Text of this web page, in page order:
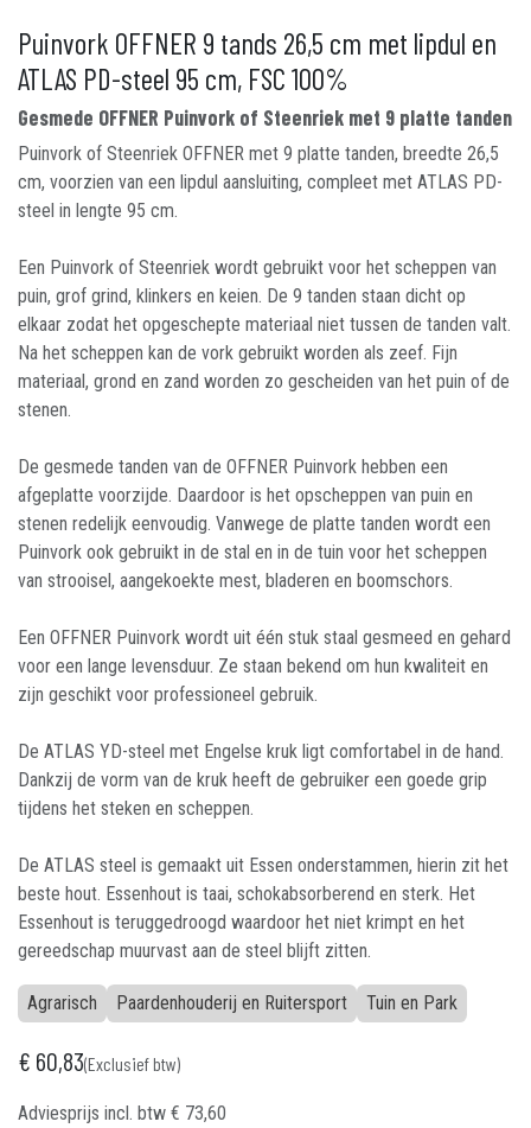
Puinvork OFFNER 9 tands 26,5 cm met lipdul en
ATLAS PD-steel 95 cm, FSC 100%
Gesmede OFFNER Puinvork of Steenriek met 9 platte tanden
Puinvork of Steenriek OFFNER met 9 platte tanden, breedte 26,5
cm, voorzien van een lipdul aansluiting, compleet met ATLAS PD-
steel in lengte 95 cm.
Een Puinvork of Steenriek wordt gebruikt voor het scheppen van
puin, grof grind, klinkers en keien. De 9 tanden staan dicht op
elkaar zodat het opgeschepte materiaal niet tussen de tanden valt.
Na het scheppen kan de vork gebruikt worden als zeef. Fijn
materiaal, grond en zand worden zo gescheiden van het puin of de
stenen.
De gesmede tanden van de OFFNER Puinvork hebben een
afgeplatte voorzijde. Daardoor is het opscheppen van puin en
stenen redelijk eenvoudig. Vanwege de platte tanden wordt een
Puinvork ook gebruikt in de stal en in de tuin voor het scheppen
van strooisel, aangekoekte mest, bladeren en boomschors.
Een OFFNER Puinvork wordt uit één stuk staal gesmeed en gehard
voor een lange levensduur. Ze staan bekend om hun kwaliteit en
zijn geschikt voor professioneel gebruik.
De ATLAS YD-steel met Engelse kruk ligt comfortabel in de hand.
Dankzij de vorm van de kruk heeft de gebruiker een goede grip
tijdens het steken en scheppen.
De ATLAS steel is gemaakt uit Essen onderstammen, hierin zit het
beste hout. Essenhout is taai, schokabsorberend en sterk. Het
Essenhout is teruggedroogd waardoor het niet krimpt en het
gereedschap muurvast aan de steel blijft zitten.
Agrarisch Paardenhouderij en Ruitersport Tuin en Park
€ 60,83(Exclusief btw)
Adviesprijs incl. btw € 73,60